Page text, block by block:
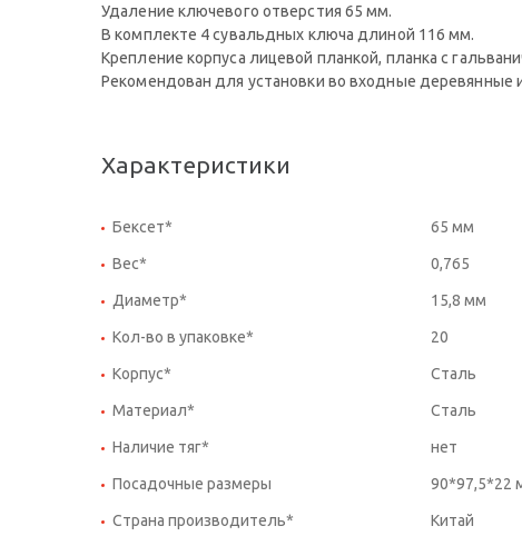
Удаление ключевого отверстия 65 мм.
В комплекте 4 сувальдных ключа длиной 116 мм.
Крепление корпуса лицевой планкой, планка с
Рекомендован для установки во входные деревянные
Характеристики
Бексет* 65 мм
Вес* 0,765
Диаметр* 15,8 мм
Кол-во в упаковке* 20
Корпус* Сталь
Материал* Сталь
Наличие тяг* нет
Посадочные размеры 90*97,5*22
Страна производитель* Китай